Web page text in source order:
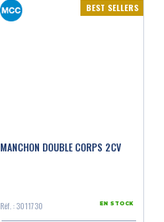
BEST SELLERS
MANCHON DOUBLE CORPS 2CV
Réf. : 3011730 EN STOCK